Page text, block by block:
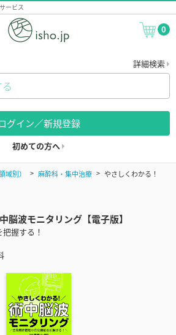
ービス
0
詳細検索
グイン／新規登録
初めての方へ
域別） 麻酔科・集中治療
やさしくわかる！
波モニタリング【電子版】
握する！